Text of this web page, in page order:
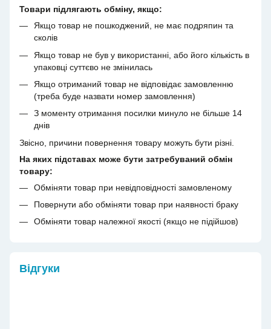
Товари підлягають обміну, якщо:
Якщо товар не пошкоджений, не має подряпин та
сколів
Якщо товар не був у використанні, або його кількість в
упаковці суттєво не змінилась
Якщо отриманий товар не відповідає замовленню
(треба буде назвати номер замовлення)
З моменту отримання посилки минуло не більше 14
днів
Звісно, причини повернення товару можуть бути різні.
На яких підставах може бути затребуваний обмін
товару:
Обміняти товар при невідповідності замовленому
Повернути або обміняти товар при наявності браку
Обміняти товар належної якості (якщо не підійшов)
Відгуки